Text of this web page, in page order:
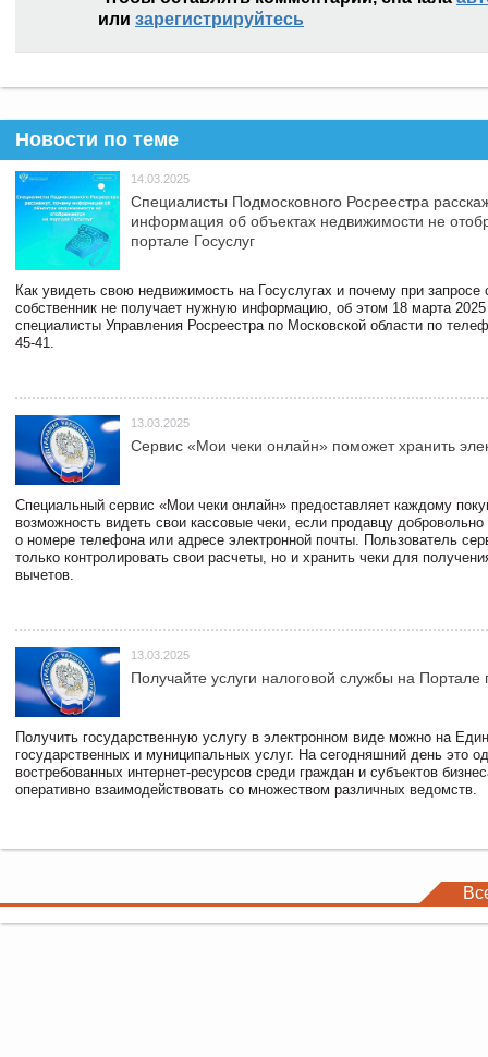
или зарегистрируйтесь
Новости по теме
14.03.2025
Специалисты Подмосковного Росреестра
информация об объектах недвижимости не
портале Госуслуг
Как увидеть свою недвижимость на Госуслугах и почему при запросе
собственник не получает нужную информацию, об этом 18 марта 2025
специалисты Управления Росреестра по Московской области по
45-41.
13.03.2025
Сервис «Мои чеки онлайн» поможет хранить
Специальный сервис «Мои чеки онлайн» предоставляет каждому
возможность видеть свои кассовые чеки, если продавцу
о номере телефона или адресе электронной почты. Пользователь
только контролировать свои расчеты, но и хранить чеки для
вычетов.
13.03.2025
Получайте услуги налоговой службы на Портале
Получить государственную услугу в электронном виде можно на
государственных и муниципальных услуг. На сегодняшний день это
востребованных интернет-ресурсов среди граждан и субъектов
оперативно взаимодействовать со множеством различных ведомств.